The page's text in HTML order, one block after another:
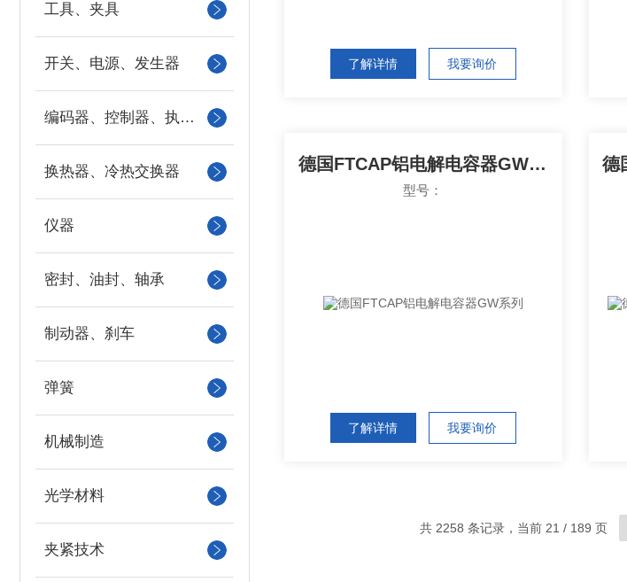
工具、夹具
开关、电源、发生器
编码器、控制器、执行器
换热器、冷热交换器
仪器
密封、油封、轴承
制动器、刹车
弹簧
机械制造
光学材料
夹紧技术
了解详情 我要询价
德国FTCAP铝电解电容器GW系列
型号：
了解详情 我要询价
共 2258 条记录，当前 21 / 189 页